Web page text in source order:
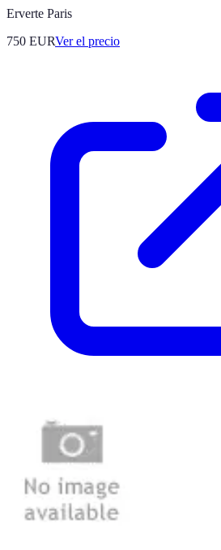
Erverte Paris
750 EURVer el precio